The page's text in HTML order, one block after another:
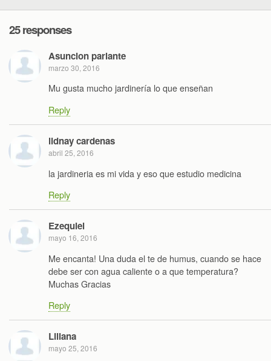
25 responses
Asuncion parlante
marzo 30, 2016
Mu gusta mucho jardinería lo que enseñan
Reply
lidnay cardenas
abril 25, 2016
la jardineria es mi vida y eso que estudio medicina
Reply
Ezequiel
mayo 16, 2016
Me encanta! Una duda el te de humus, cuando se hace
debe ser con agua caliente o a que temperatura?
Muchas Gracias
Reply
Liliana
mayo 25, 2016